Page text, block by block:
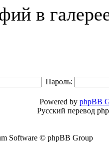
в
Пароль:
Powered by phpBB
Русский перевод
Software © phpBB Group